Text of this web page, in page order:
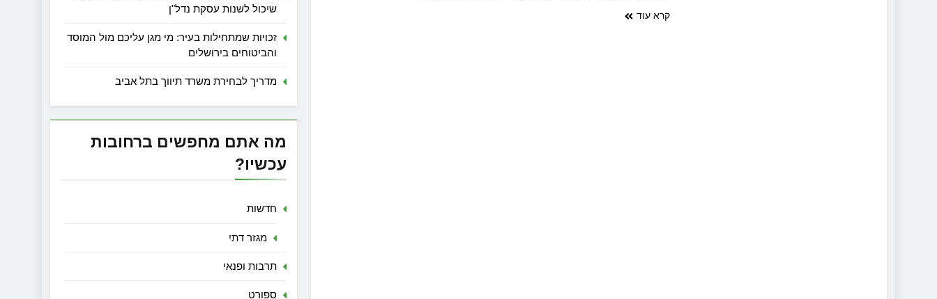
קרא עוד
שיכול לשנות עסקת נדל"ן
זכויות שמתחילות בעיר: מי מגן עליכם מול המוסד
והביטוחים בירושלים
מדריך לבחירת משרד תיווך בתל אביב
מה אתם מחפשים ברחובות
עכשיו?
חדשות
מגזר דתי
תרבות ופנאי
ספורט